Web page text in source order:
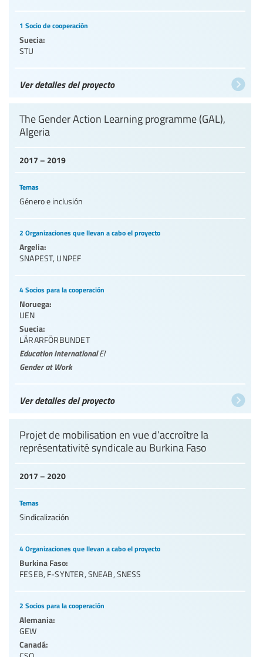
1 Socio de cooperación
Suecia:
STU
Ver detalles del proyecto
2017 – 2019
The Gender Action Learning programme (GAL),
Algeria
Temas
Género e inclusión
2 Organizaciones que llevan a cabo el proyecto
Argelia:
SNAPEST, UNPEF
4 Socios para la cooperación
Noruega:
UEN
Suecia:
LÄRARFÖRBUNDET
Education InternationalEI
Gender at Work
Ver detalles del proyecto
2017 – 2020
Projet de mobilisation en vue d’accroître la
représentativité syndicale au Burkina Faso
Temas
Sindicalización
4 Organizaciones que llevan a cabo el proyecto
Burkina Faso:
FESEB, F-SYNTER, SNEAB, SNESS
2 Socios para la cooperación
Alemania:
GEW
Canadá: